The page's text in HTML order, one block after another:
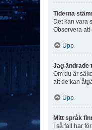
Tiderna
Det kan vara
Observera
Upp
Jag ändrade
Om du är
att de kan
Upp
Mitt språk
I så fall har